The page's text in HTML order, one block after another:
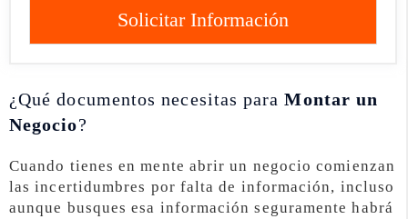
Solicitar Información
¿Qué documentos necesitas paraMontar un
Negocio?
Cuando tienes en mente abrir un negocio comienzan
las incertidumbres por falta de información, incluso
aunque busques esa información seguramente habrá